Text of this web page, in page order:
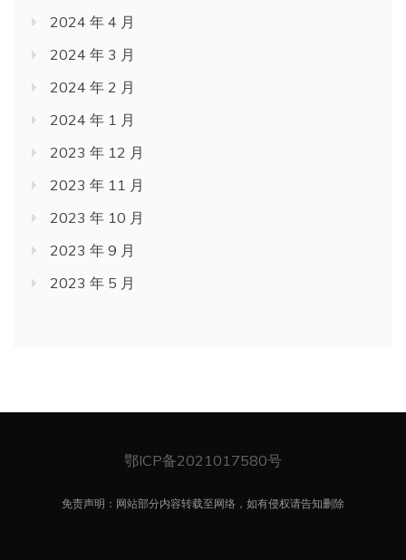
2024 年 4 月
2024 年 3 月
2024 年 2 月
2024 年 1 月
2023 年 12 月
2023 年 11 月
2023 年 10 月
2023 年 9 月
2023 年 5 月
鄂ICP备2021017580号
免责声明：网站部分内容转载至网络，如有侵权请告知删除